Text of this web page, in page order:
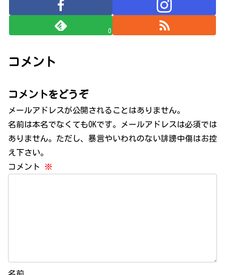
0
コメント
コメントをどうぞ
メールアドレスが公開されることはありません。
名前は本名でなくてもOKです。メールアドレスは必須では
ありません。ただし、暴言やいわれのない誹謗中傷はお控
え下さい。
コメント
※